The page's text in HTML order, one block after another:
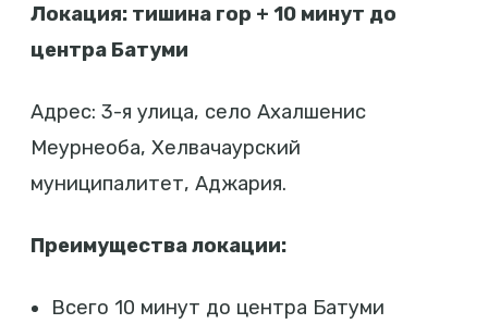
Локация: тишина гор + 10 минут до
центра Батуми
Адрес: 3-я улица, село Ахалшенис
Меурнеоба, Хелвачаурский
муниципалитет, Аджария.
Преимущества локации:
Всего 10 минут до центра Батуми